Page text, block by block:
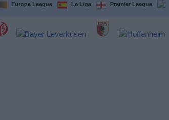
Europa League La Liga Premier League